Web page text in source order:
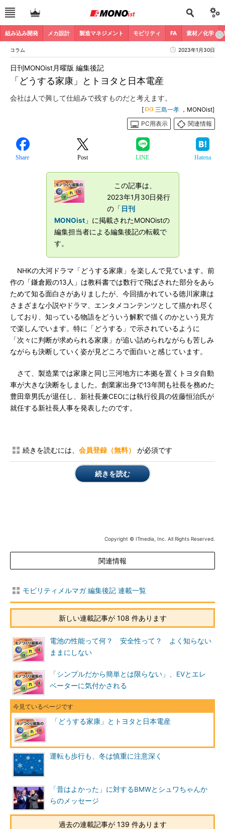
組み込み開発 メカ設計 製造マネジメント モビリティ FA 素材／化学
コラム 2023年1月30日
「どうする家康」とトヨタと日本電産
日刊MONOist月曜版 編集後記
会社は人で興して仕組みで残すものだと考えます。
[ 三島一孝 ，MONOist]
PC用表示
関連情報
Share Post LINE Hatena
この記事は、
2023年1月30日発行
の「 日刊
MONOist」に掲載されたMONOistの
編集担当者による編集後記の転載で
す。
NHKの大河ドラマ「どうする家康」を楽しんで見ています。前
作の「鎌倉殿の13人」は教科書では数行で飛ばされた部分をあら
ためて知る面白さがありましたが、今回描かれている徳川家康は
さまざまな小説やドラマ、エンタメコンテンツとして描かれ尽く
しており、知っている物語をどういう解釈で描くのかという見方
で楽しんでいます。特に「どうする」で示されているように
「次々に判断が求められる家康」が追い詰められながらも苦しみ
ながらも決断していく姿が見どころで面白いと感じています。
さて、製造業では家康と同じ三河地方に本拠を置くトヨタ自動
車が大きな決断をしました。創業家出身で13年間も社長を務めた
豊田章男氏が退任し、新社長兼CEOには執行役員の佐藤恒治氏が
就任する新社長人事を発表したのです。
続きを読むには、 会員登録（無料） が必須です
続きを読む
Copyright © ITmedia, Inc. All Rights Reserved.
関連情報
モビリティメルマガ 編集後記 連載一覧
新しい連載記事が 108 件あります
電池の性能って何？ 安全性って？ よく知らない
ままにしない
「シンプルだから簡単とは限らない」、EVとエレ
ベーターに気付かされる
「どうする家康」とトヨタと日本電産
運転も歩行も、冬は慎重に注意深く
「昔はよかった」に対するBMWとシュワちゃんか
らのメッセージ
過去の連載記事が 139 件あります